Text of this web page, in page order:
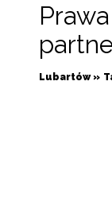
Lubartów »